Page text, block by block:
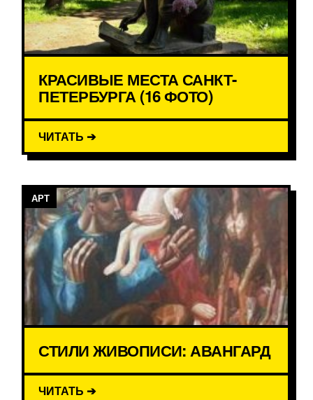
КРАСИВЫЕ МЕСТА САНКТ-
ПЕТЕРБУРГА (16 ФОТО)
ЧИТАТЬ ➔
АРТ
СТИЛИ ЖИВОПИСИ: АВАНГАРД
ЧИТАТЬ ➔